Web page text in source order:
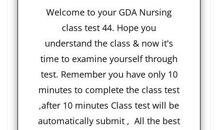
Welcome to your GDA Nursing
class test 44. Hope you
understand the class & now it's
time to examine yourself through
test. Remember you have only 10
minutes to complete the class test
,after 10 minutes Class test will be
automatically submit , All the best